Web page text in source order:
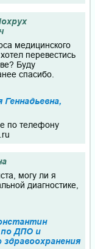
медицинского
перевестись
Буду
спасибо.
по телефону
могу ли я
диагностике,
по ДПО и